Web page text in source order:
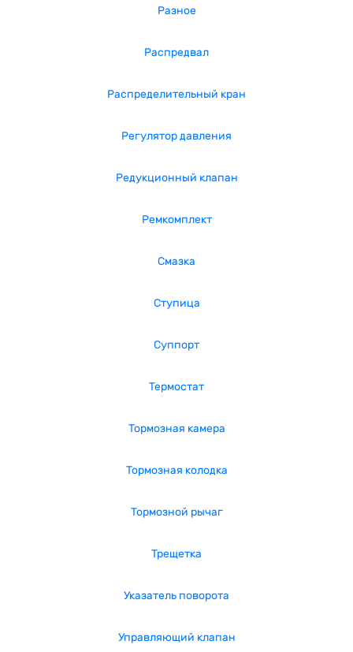
Разное
Распредвал
Распределительный кран
Регулятор давления
Редукционный клапан
Ремкомплект
Смазка
Ступица
Суппорт
Термостат
Тормозная камера
Тормозная колодка
Тормозной рычаг
Трещетка
Указатель поворота
Управляющий клапан